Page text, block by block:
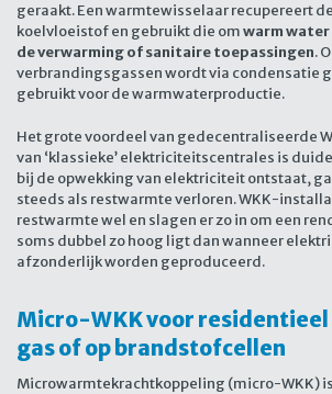
geraakt. Een warmtewisselaar recupereert
koelvloeistof en gebruikt die omwarm water
de verwarming of sanitaire toepassingen.
verbrandingsgassen wordt via condensatie
gebruikt voor de warmwaterproductie.
Het grote voordeel van gedecentraliseerde
van ‘klassieke’ elektriciteitscentrales is
bij de opwekking van elektriciteit ontstaat,
steeds als restwarmte verloren. WKK-
restwarmte wel en slagen er zo in om een
soms dubbel zo hoog ligt dan wanneer
afzonderlijk worden geproduceerd.
Micro-WKK voor
gas of op brandstofcellen
Microwarmtekrachtkoppeling (micro-WKK)